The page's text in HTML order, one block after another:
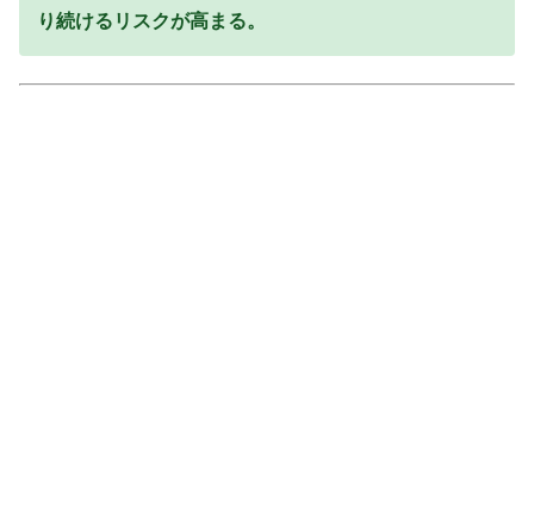
り続けるリスクが高まる。